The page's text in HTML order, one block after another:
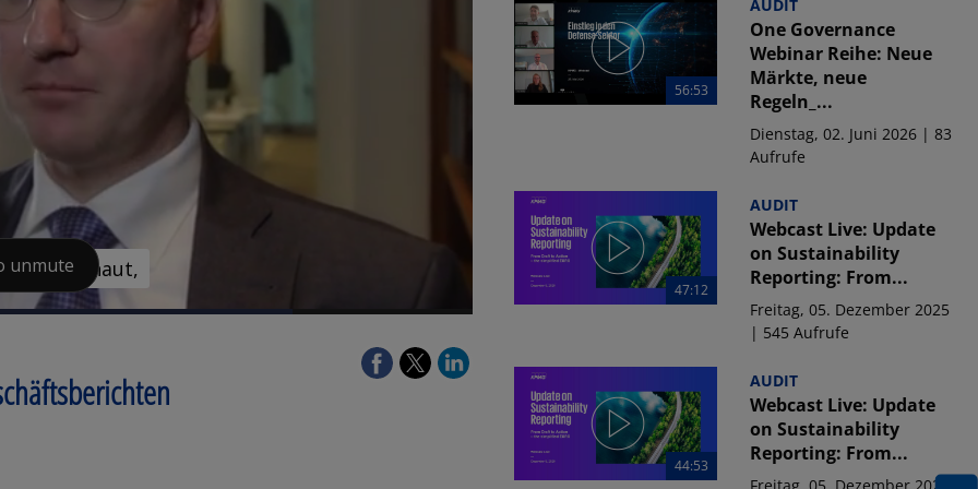
56:53
AUDIT
One Governance
Webinar Reihe: Neue
Märkte, neue
Regeln_...
Dienstag, 02. Juni 2026 | 83
Aufrufe
47:12
AUDIT
Webcast Live: Update
on Sustainability
Reporting: From...
Freitag, 05. Dezember 2025
| 545 Aufrufe
44:53
AUDIT
Webcast Live: Update
on Sustainability
Reporting: From...
Freitag, 05. Dezember 2025